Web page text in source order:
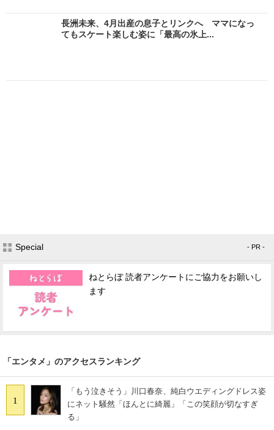
長洲未来、4月出産の息子とリンクへ ママになっ
てもスケート楽しむ姿に「最高の氷上...
Special - PR -
ねとらぼ 読者アンケートにご協力をお願いし
ます
「エンタメ」のアクセスランキング
1
「もう泣きそう」川口春奈、純白ウエディングドレス姿
にネット騒然「ほんとに綺麗」「この笑顔が切なすぎ
る」